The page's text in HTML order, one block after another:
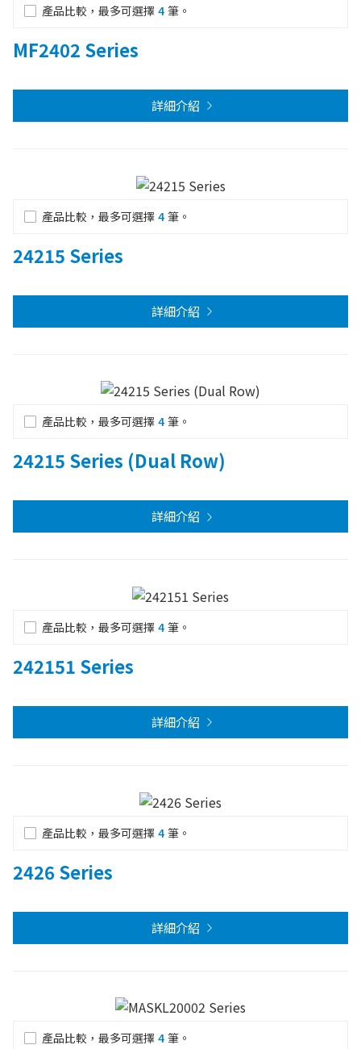
產品比較，最多可選擇 4 筆。
MF2402 Series
詳細介紹
產品比較，最多可選擇 4 筆。
24215 Series
詳細介紹
產品比較，最多可選擇 4 筆。
24215 Series (Dual Row)
詳細介紹
產品比較，最多可選擇 4 筆。
242151 Series
詳細介紹
產品比較，最多可選擇 4 筆。
2426 Series
詳細介紹
產品比較，最多可選擇 4 筆。